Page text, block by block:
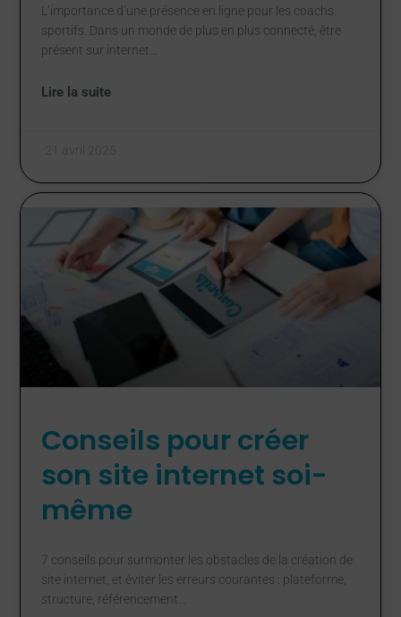
L’importance d’une présence en ligne pour les coachs
sportifs. Dans un monde de plus en plus connecté, être
présent sur internet…
Lire la suite
Conseils pour créer
son site internet soi-
même
7 conseils pour surmonter les obstacles de la création de
site internet, et éviter les erreurs courantes : plateforme,
structure, référencement…